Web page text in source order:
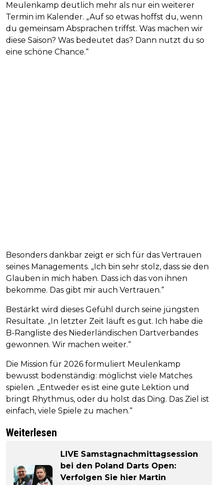
Meulenkamp deutlich mehr als nur ein weiterer
Termin im Kalender. „Auf so etwas hoffst du, wenn
du gemeinsam Absprachen triffst. Was machen wir
diese Saison? Was bedeutet das? Dann nutzt du so
eine schöne Chance.“
Besonders dankbar zeigt er sich für das Vertrauen
seines Managements. „Ich bin sehr stolz, dass sie den
Glauben in mich haben. Dass ich das von ihnen
bekomme. Das gibt mir auch Vertrauen.“
Bestärkt wird dieses Gefühl durch seine jüngsten
Resultate. „In letzter Zeit läuft es gut. Ich habe die
B-Rangliste des Niederländischen Dartverbandes
gewonnen. Wir machen weiter.“
Die Mission für 2026 formuliert Meulenkamp
bewusst bodenständig: möglichst viele Matches
spielen. „Entweder es ist eine gute Lektion und
bringt Rhythmus, oder du holst das Ding. Das Ziel ist
einfach, viele Spiele zu machen.“
Weiterlesen
LIVE Samstagnachmittagsession
bei den Poland Darts Open:
Verfolgen Sie hier Martin